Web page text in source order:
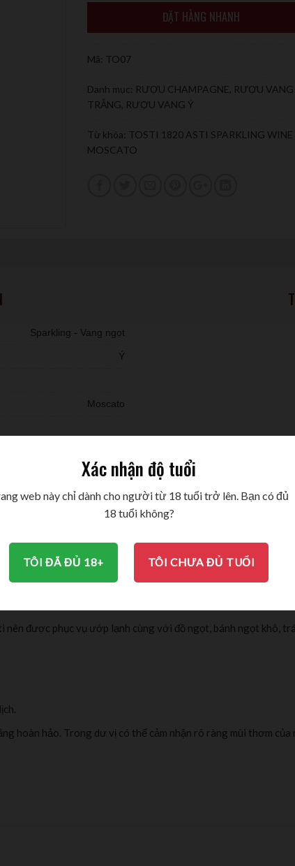
ĐẶT HÀNG NHANH
Mã: TO07
Danh mục: RƯỢU CHAMPAGNE RƯỢU VANG
TRẮNG RƯỢU VANG Ý
Từ khóa: TOSTI 1820 ASTI SPARKLING WINE
MOSCATO
Sparkling - Vang ngọt
Ý
Moscato
MÔ TẢ ĐÁNH GIÁ (0)
được phục vụ ướp lạnh cùng với đồ ngọt, bánh ngọt khô,
hoàn hảo. Trong dư vị có thể cảm nhận rõ ràng mùi thơm của
với 200 năm lịch sử làm rượu vang đã tạo danh tiếng chất
đã giúp Tosti1820 sản xuất các loại vang sủi với sự đặc
Xác nhận độ tuổi
web này chỉ dành cho người từ 18 tuổi trở lên. Bạn có đủ
18 tuổi không?
TÔI ĐÃ ĐỦ 18+ TÔI CHƯA ĐỦ TUỔI